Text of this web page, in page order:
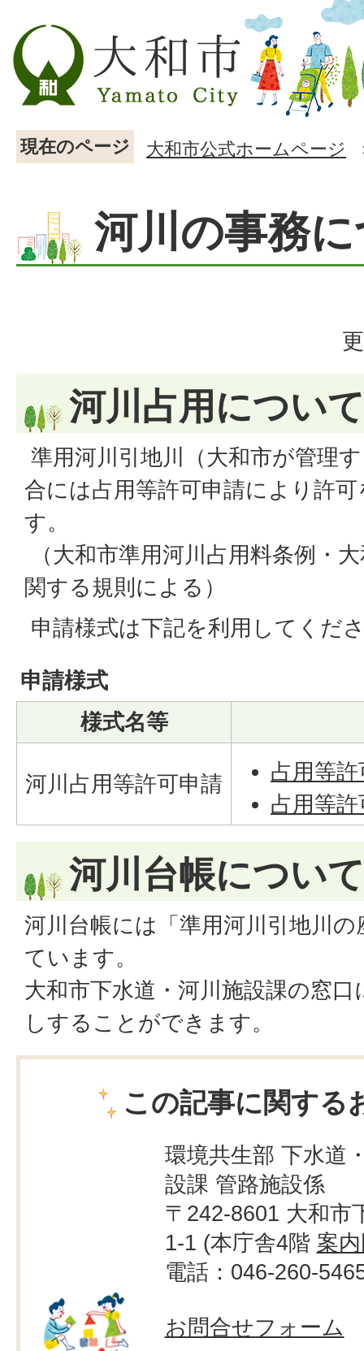
現在のページ 大和市公式ホームページ
河川の事務
河川占用について
準用河川引地川（大和市が管理
合には占用等許可申請により許
す。
（大和市準用河川占用料条例・
関する規則による）
申請様式は下記を利用してくだ
申請様式
様式名等
河川占用等許可申請
占用等
占用等
河川台帳について
河川台帳には「準用河川引地川
ています。
大和市下水道・河川施設課の窓
しすることができます。
この記事に関する
環境共生部 下水道
設課 管路施設係
〒242-8601 大和市
1-1 (本庁舎4階 案
電話：046-260-
お問合せフォーム